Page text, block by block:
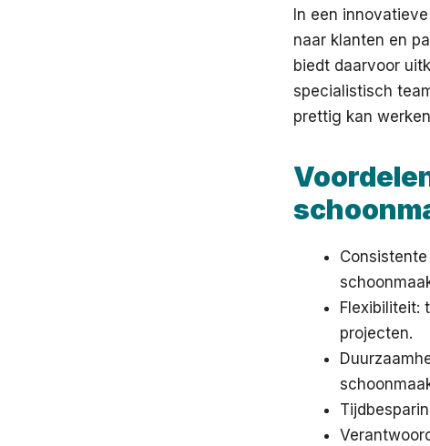
In een
naar klanten en
biedt daarvoor
specialistisch
prettig kan
Flexibiliteit:
projecten.